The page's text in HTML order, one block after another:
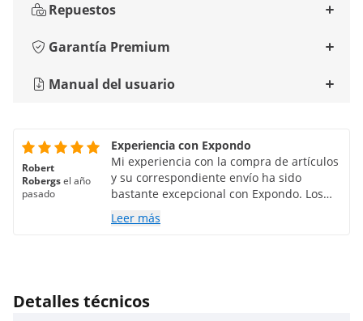
Repuestos
Garantía Premium
Manual del usuario
Robert
Robergsel año
pasado
Experiencia con Expondo
Mi experiencia con la compra de artículos
y su correspondiente envío ha sido
bastante excepcional con Expondo. Los
recomiendo a todos.
Leer más
Detalles técnicos